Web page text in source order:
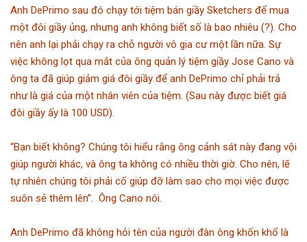
Anh DePrimo sau đó chạy tới tiệm bán giầy Sketchers để mua
một đôi giầy ủng, nhưng anh không biết số là bao nhiêu (?). Cho
nên anh lại phải chạy ra chỗ người vô gia cư một lần nữa. Sự
việc không lọt qua mắt của ông quản lý tiệm giầy Jose Cano và
ông ta đã giúp giảm giá đôi giầy để anh DePrimo chỉ phải trả
như là giá của một nhân viên của tiệm. (Sau này được biết giá
đôi giầy ấy là 100 USD).
“Bạn biết không? Chúng tôi hiểu rằng ông cảnh sát này đang vội
giúp người khác, và ông ta không có nhiều thời giờ. Cho nên, lẽ
tự nhiên chúng tôi phải cố giúp đỡ làm sao cho mọi việc được
suôn sẻ thêm lên”. Ông Cano nói.
Anh DePrimo đã không hỏi tên của người đàn ông khốn khổ là